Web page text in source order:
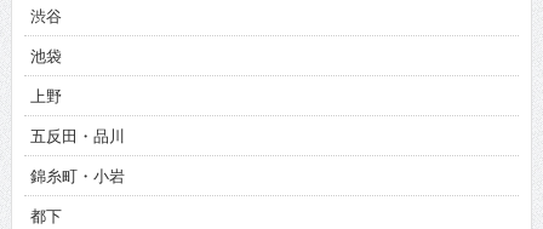
渋谷
池袋
上野
五反田・品川
錦糸町・小岩
都下